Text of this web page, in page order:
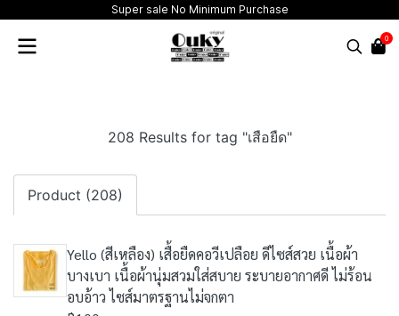
Super sale No Minimum Purchase
0
208 Results for tag "เสือยืด"
Product (208)
Yello (สีเหลือง) เสื้อยืดคอวีเปลือย ดีไซส์สวย เนื้อผ้า
บางเบา เนื้อผ้านุ่มสวมใส่สบาย ระบายอากาศดี ไม่ร้อน
อบอ้าว ไซส์มาตรฐานไม่จกตา